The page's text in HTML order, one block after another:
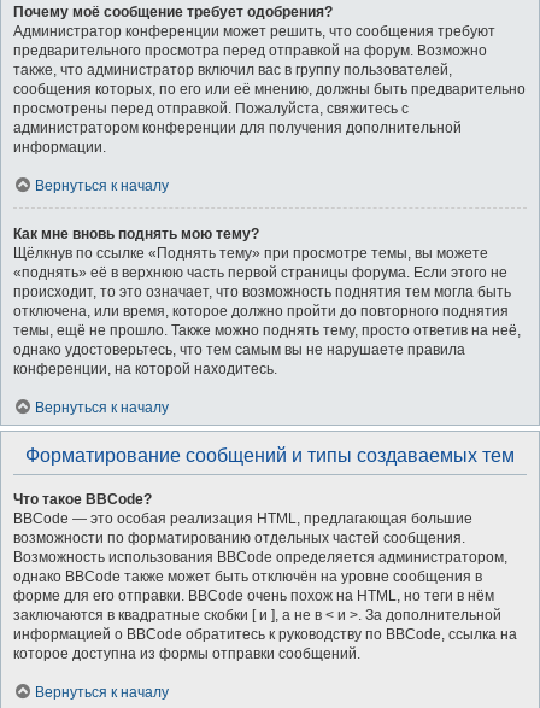
Почему моё сообщение требует одобрения?
Администратор конференции может решить, что сообщения требуют
предварительного просмотра перед отправкой на форум. Возможно
также, что администратор включил вас в группу пользователей,
сообщения которых, по его или её мнению, должны быть предварительно
просмотрены перед отправкой. Пожалуйста, свяжитесь с
администратором конференции для получения дополнительной
информации.
Вернуться к началу
Как мне вновь поднять мою тему?
Щёлкнув по ссылке «Поднять тему» при просмотре темы, вы можете
«поднять» её в верхнюю часть первой страницы форума. Если этого не
происходит, то это означает, что возможность поднятия тем могла быть
отключена, или время, которое должно пройти до повторного поднятия
темы, ещё не прошло. Также можно поднять тему, просто ответив на неё,
однако удостоверьтесь, что тем самым вы не нарушаете правила
конференции, на которой находитесь.
Вернуться к началу
Форматирование сообщений и типы создаваемых тем
Что такое BBCode?
BBCode — это особая реализация HTML, предлагающая большие
возможности по форматированию отдельных частей сообщения.
Возможность использования BBCode определяется администратором,
однако BBCode также может быть отключён на уровне сообщения в
форме для его отправки. BBCode очень похож на HTML, но теги в нём
заключаются в квадратные скобки [ и ], а не в < и >. За дополнительной
информацией о BBCode обратитесь к руководству по BBCode, ссылка на
которое доступна из формы отправки сообщений.
Вернуться к началу